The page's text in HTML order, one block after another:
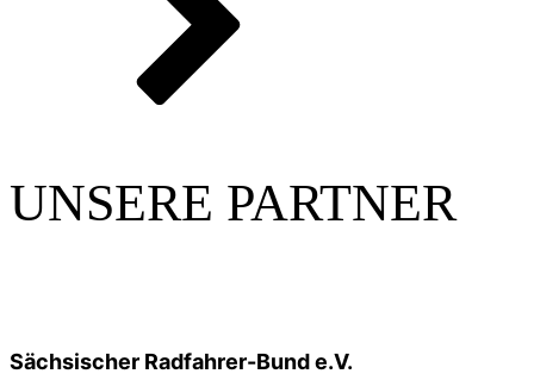
UNSERE PARTNER
Sächsischer Radfahrer-Bund e.V.